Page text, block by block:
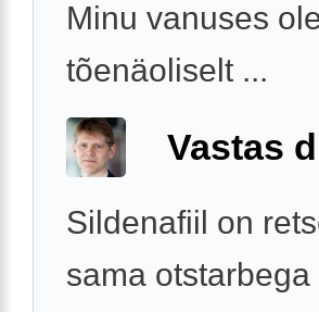
Minu vanuses
tõenäoliselt ...
Vastas
Sildenafiil on
sama